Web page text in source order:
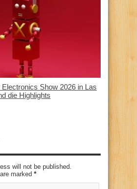
Show 2026 in Las
die Highlights
will not be published.
marked *